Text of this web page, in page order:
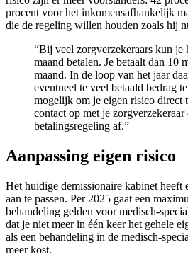
procent voor het inkomensafhankelijk
die de regeling willen houden zoals hij
“Bij veel zorgverzekeraars kun je
maand betalen. Je betaalt dan 10
maand. In de loop van het jaar
eventueel te veel betaald bedrag
mogelijk om je eigen risico direct
contact op met je zorgverzekeraar
betalingsregeling af.”
Aanpassing eigen risico
Het huidige demissionaire kabinet heeft
aan te passen. Per 2025 gaat een
behandeling gelden voor medisch-
dat je niet meer in één keer het gehele
als een behandeling in de medisch-
meer kost.